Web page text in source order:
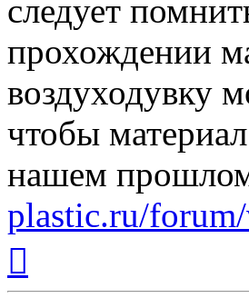
следует
прохождении
воздуходувку
чтобы
нашем
plastic.ru/
началу